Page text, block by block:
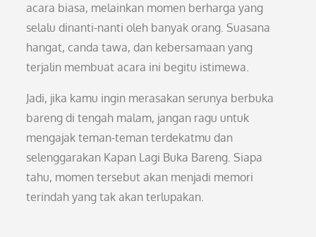
acara biasa, melainkan momen berharga yang
selalu dinanti-nanti oleh banyak orang. Suasana
hangat, canda tawa, dan kebersamaan yang
terjalin membuat acara ini begitu istimewa.
Jadi, jika kamu ingin merasakan serunya berbuka
bareng di tengah malam, jangan ragu untuk
mengajak teman-teman terdekatmu dan
selenggarakan Kapan Lagi Buka Bareng. Siapa
tahu, momen tersebut akan menjadi memori
terindah yang tak akan terlupakan.